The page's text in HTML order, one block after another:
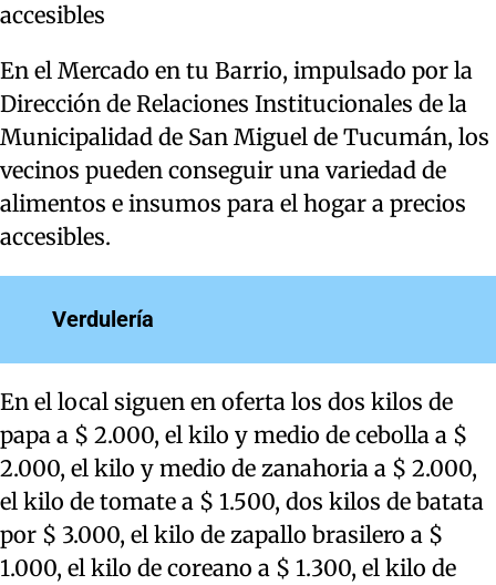
accesibles
En el Mercado en tu Barrio, impulsado por la
Dirección de Relaciones Institucionales de la
Municipalidad de San Miguel de Tucumán, los
vecinos pueden conseguir una variedad de
alimentos e insumos para el hogar a precios
accesibles.
Verdulería
En el local siguen en oferta los dos kilos de
papa a $ 2.000, el kilo y medio de cebolla a $
2.000, el kilo y medio de zanahoria a $ 2.000,
el kilo de tomate a $ 1.500, dos kilos de batata
por $ 3.000, el kilo de zapallo brasilero a $
1.000, el kilo de coreano a $ 1.300, el kilo de